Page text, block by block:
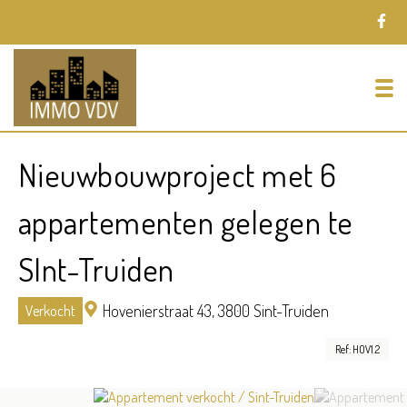
Nieuwbouwproject met 6
appartementen gelegen te
SInt-Truiden
Verkocht Hovenierstraat 43,3800 Sint-Truiden
Ref: HOV1.2